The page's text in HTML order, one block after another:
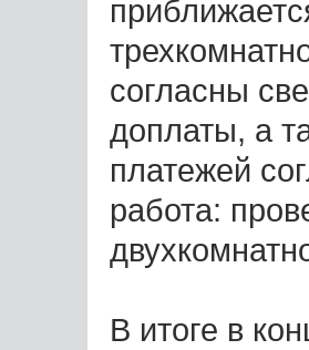
согласны
доплаты, а
платежей
работа:
В итоге в